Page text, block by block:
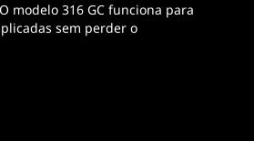
modelo 316 GC funciona para
sem perder o